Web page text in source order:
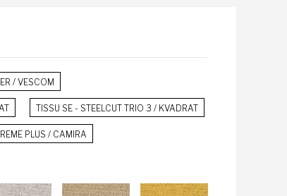
/ VESCOM
TISSU SE - STEELCUT TRIO 3 / KVADRAT
PLUS / CAMIRA